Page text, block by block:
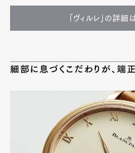
「ヴィルレ」の詳細
細部に息づくこだわりが、端